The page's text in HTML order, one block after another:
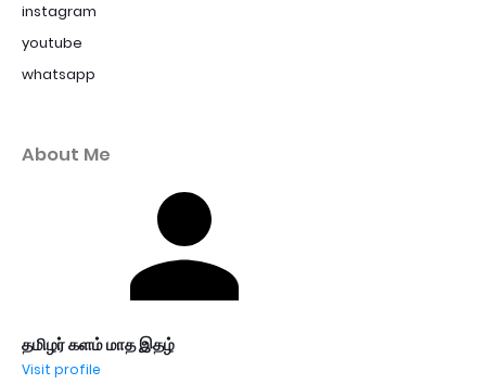
instagram
youtube
whatsapp
About Me
தமிழர் களம் மாத இதழ்
Visit profile